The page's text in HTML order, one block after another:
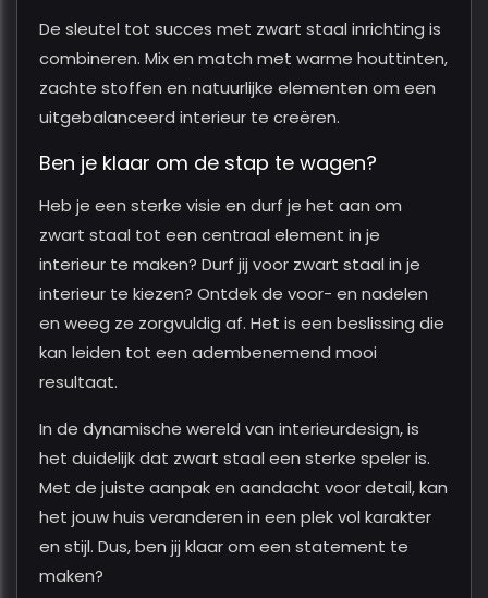
De sleutel tot succes met zwart staal inrichting is
combineren. Mix en match met warme houttinten,
zachte stoffen en natuurlijke elementen om een
uitgebalanceerd interieur te creëren.
Ben je klaar om de stap te wagen?
Heb je een sterke visie en durf je het aan om
zwart staal tot een centraal element in je
interieur te maken? Durf jij voor zwart staal in je
interieur te kiezen? Ontdek de voor- en nadelen
en weeg ze zorgvuldig af. Het is een beslissing die
kan leiden tot een adembenemend mooi
resultaat.
In de dynamische wereld van interieurdesign, is
het duidelijk dat zwart staal een sterke speler is.
Met de juiste aanpak en aandacht voor detail, kan
het jouw huis veranderen in een plek vol karakter
en stijl. Dus, ben jij klaar om een statement te
maken?